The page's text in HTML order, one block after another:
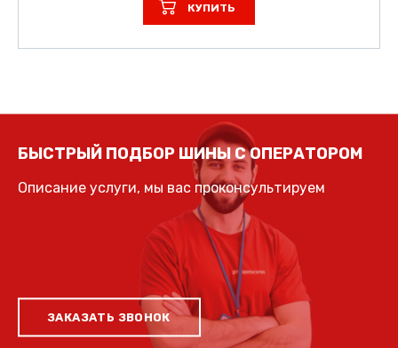
КУПИТЬ
БЫСТРЫЙ ПОДБОР ШИНЫ С ОПЕРАТОРОМ
Описание услуги, мы вас проконсультируем
ЗАКАЗАТЬ ЗВОНОК